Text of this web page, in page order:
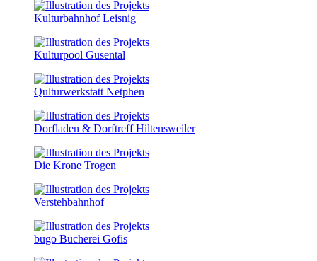
Kulturbahnhof Leisnig
Kulturpool Gusental
Qulturwerkstatt Netphen
Dorfladen & Dorftreff Hiltensweiler
Die Krone Trogen
Verstehbahnhof
bugo Bücherei Göfis